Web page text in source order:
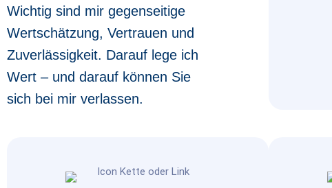
Wichtig sind mir gegenseitige
Wertschätzung, Vertrauen und
Zuverlässigkeit. Darauf lege ich
Wert – und darauf können Sie
sich bei mir verlassen.